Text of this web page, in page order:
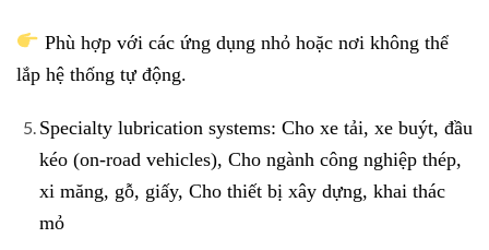
Phù hợp với các ứng dụng nhỏ hoặc nơi không thể
lắp hệ thống tự động.
Specialty lubrication systems: Cho xe tải, xe buýt, đầu
kéo (on-road vehicles), Cho ngành công nghiệp thép,
xi măng, gỗ, giấy, Cho thiết bị xây dựng, khai thác
mỏ